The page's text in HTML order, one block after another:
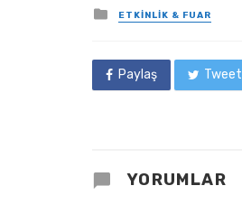
Posted
in
ETKINLIK & FUAR
Paylaş Tweet
YORUMLAR